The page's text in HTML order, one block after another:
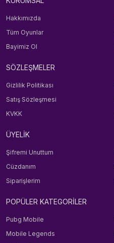
Hakkımızda
Tüm Oyunlar
Bayimiz Ol
SÖZLEŞMELER
Gizlilik Politikası
Satış Sözleşmesi
KVKK
ÜYELİK
Şifremi Unuttum
Cüzdanım
Siparişlerim
POPÜLER KATEGORİLER
Pubg Mobile
Mobile Legends